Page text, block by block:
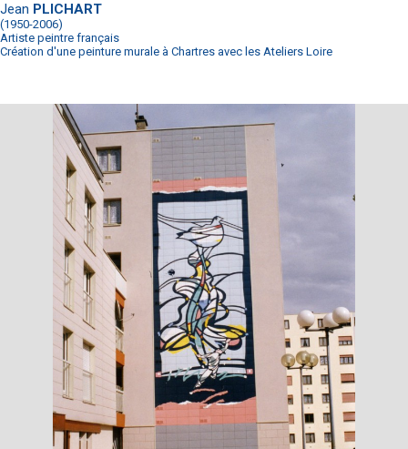
Jean PLICHART
(1950-2006)
Artiste peintre français
Création d'une peinture murale à Chartres avec les Ateliers Loire